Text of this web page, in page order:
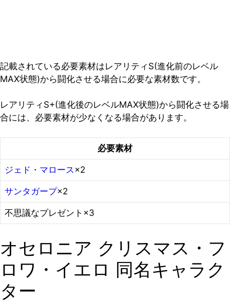
記載されている必要素材はレアリティS(進化前のレベル
MAX状態)から闘化させる場合に必要な素材数です。
レアリティS+(進化後のレベルMAX状態)から闘化させる場
合には、必要素材が少なくなる場合があります。
必要素材
ジェド・マロース ×2
サンタガープ×2
不思議なプレゼント×3
オセロニア クリスマス・フ
ロワ・イエロ 同名キャラク
ター